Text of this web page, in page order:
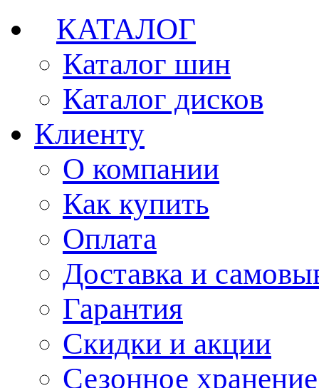
КАТАЛОГ
Каталог шин
Каталог дисков
Клиенту
О компании
Как купить
Оплата
Доставка и
Гарантия
Скидки и акции
Сезонное